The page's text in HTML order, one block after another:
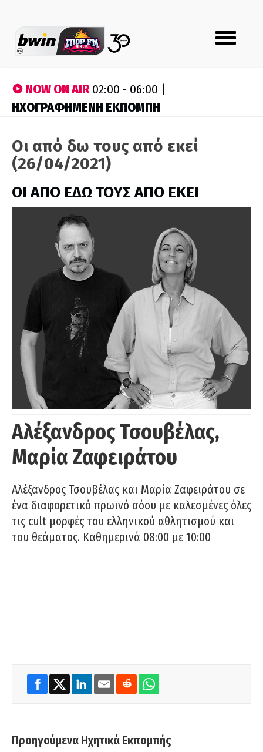
Toggle
navigation
NOW ON AIR02:00 - 06:00 |
ΗΧΟΓΡΑΦΗΜΕΝΗ ΕΚΠΟΜΠΗ
Οι από δω τους από εκεί
(26/04/2021)
ΟΙ ΑΠΟ ΕΔΩ ΤΟΥΣ ΑΠΟ ΕΚΕΙ
Αλέξανδρος Τσουβέλας,
Μαρία Ζαφειράτου
Αλέξανδρος Τσουβέλας και Μαρία Ζαφειράτου σε
ένα διαφορετικό πρωινό σόου με καλεσμένες όλες
τις cult μορφές του ελληνικού αθλητισμού και
του θεάματος. Καθημερινά 08:00 με 10:00
Προηγούμενα Ηχητικά Εκπομπής